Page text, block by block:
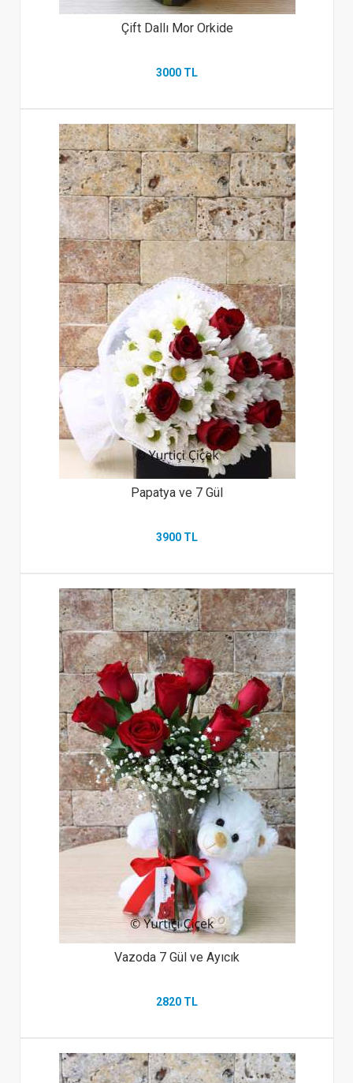
Çift Dallı Mor Orkide
3000 TL
Papatya ve 7 Gül
3900 TL
Vazoda 7 Gül ve Ayıcık
2820 TL